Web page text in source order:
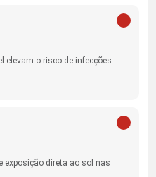
elevam o risco de infecções.
exposição direta ao sol nas